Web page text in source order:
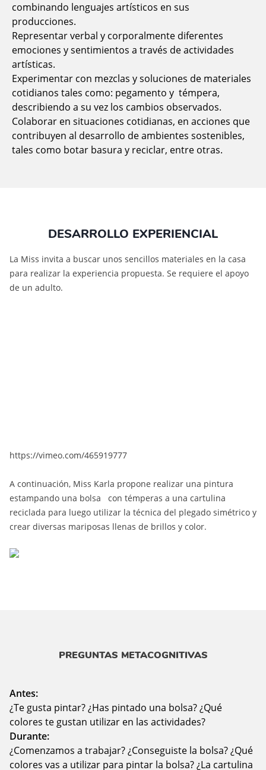
combinando lenguajes artísticos en sus
producciones.
Representar verbal y corporalmente diferentes
emociones y sentimientos a través de actividades
artísticas.
Experimentar con mezclas y soluciones de materiales
cotidianos tales como: pegamento y témpera,
describiendo a su vez los cambios observados.
Colaborar en situaciones cotidianas, en acciones que
contribuyen al desarrollo de ambientes sostenibles,
tales como botar basura y reciclar, entre otras.
DESARROLLO EXPERIENCIAL
La Miss invita a buscar unos sencillos materiales en la casa
para realizar la experiencia propuesta. Se requiere el apoyo
de un adulto.
https://vimeo.com/465919777
A continuación, Miss Karla propone realizar una pintura
estampando una bolsa con témperas a una cartulina
reciclada para luego utilizar la técnica del plegado simétrico y
crear diversas mariposas llenas de brillos y color.
PREGUNTAS METACOGNITIVAS
Antes:
¿Te gusta pintar? ¿Has pintado una bolsa? ¿Qué
colores te gustan utilizar en las actividades?
Durante:
¿Comenzamos a trabajar? ¿Conseguiste la bolsa? ¿Qué
colores vas a utilizar para pintar la bolsa? ¿La cartulina